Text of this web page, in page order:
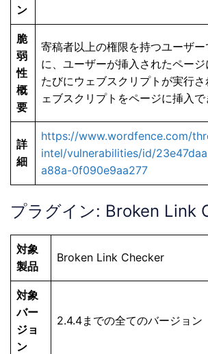
ン
脆
弱
性
概
要
寄稿者以上の権限を持つユーザ
に、ユーザーが挿入されたペー
たびにウェブスクリプトが実行
ェブスクリプトをページに挿入で
詳
細
https://www.wordfence.com/
intel/vulnerabilities/id/
a88a-0f090e9aa277
プラグイン: Broken Link
対象
製品
Broken Link Checker
対象
バー
ジョ
ン
2.4.4までの全てのバージョン